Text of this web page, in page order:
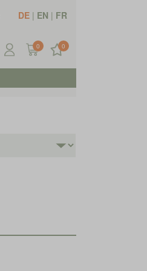
DE | EN | FR
0 0